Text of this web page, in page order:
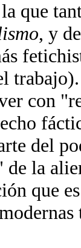
que
, y
con
del
de la
que